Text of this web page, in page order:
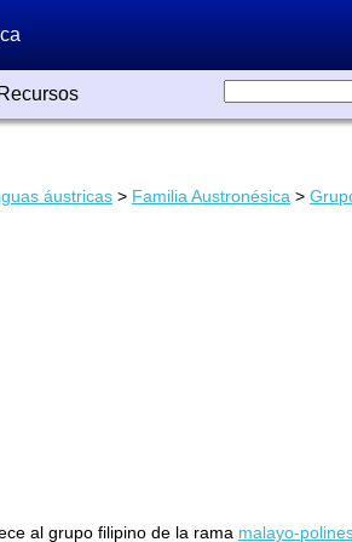
Recursos
áustricas > Familia Austronésica >
al grupo filipino de la rama malayo-